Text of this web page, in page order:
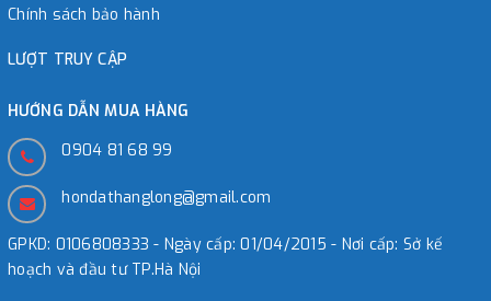
Chính sách bảo hành
LƯỢT TRUY CẬP
HƯỚNG DẪN MUA HÀNG
0904 81 68 99
hondathanglong@gmail.com
GPKD: 0106808333 - Ngày cấp: 01/04/2015 - Nơi cấp: Sở kế
hoạch và đầu tư TP.Hà Nội